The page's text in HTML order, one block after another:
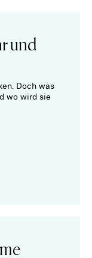
und
Doch was
wo wird sie